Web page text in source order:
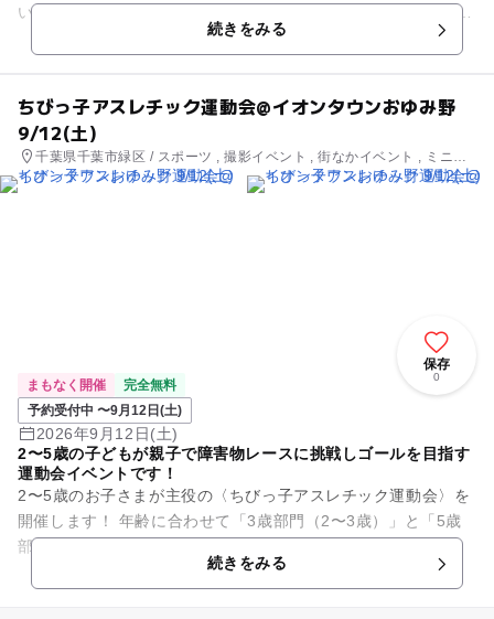
い。 未就園児のお子様が参加できる競技もあります。お申し込
続きをみる
ちびっ子アスレチック運動会@イオンタウンおゆみ野
9/12(土)
千葉県千葉市緑区 / スポーツ , 撮影イベント , 街なかイベント , ミニイ
ベント
保存
0
まもなく開催
完全無料
予約受付中 〜9月12日(土)
2026年9月12日(土)
2〜5歳の子どもが親子で障害物レースに挑戦しゴールを目指す
運動会イベントです！
2〜5歳のお子さまが主役の〈ちびっ子アスレチック運動会〉を
開催します！ 年齢に合わせて「3歳部門（2〜3歳）」と「5歳
部門（4〜5歳）」の2部制で実施。どちらも親子で参加できる
続きをみる